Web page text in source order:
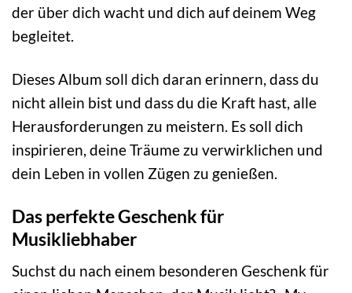
der über dich wacht und dich auf deinem Weg
begleitet.
Dieses Album soll dich daran erinnern, dass du
nicht allein bist und dass du die Kraft hast, alle
Herausforderungen zu meistern. Es soll dich
inspirieren, deine Träume zu verwirklichen und
dein Leben in vollen Zügen zu genießen.
Das perfekte Geschenk für
Musikliebhaber
Suchst du nach einem besonderen Geschenk für